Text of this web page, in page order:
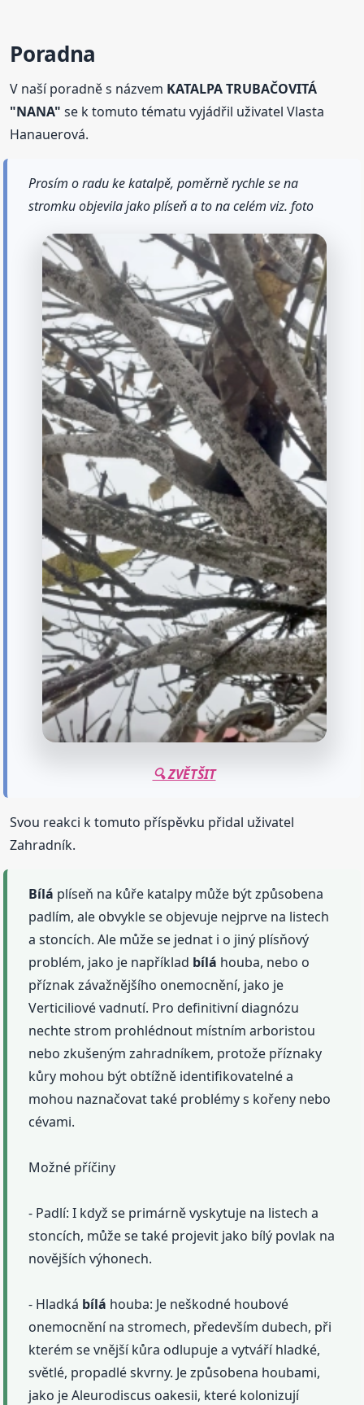
Poradna
V naší poradně s názvem KATALPA TRUBAČOVITÁ
"NANA" se k tomuto tématu vyjádřil uživatel Vlasta
Hanauerová.
Prosím o radu ke katalpě, poměrně rychle se na
stromku objevila jako plíseň a to na celém viz. foto
🔍 ZVĚTŠIT
Svou reakci k tomuto příspěvku přidal uživatel
Zahradník.
Bílá plíseň na kůře katalpy může být způsobena
padlím, ale obvykle se objevuje nejprve na listech
a stoncích. Ale může se jednat i o jiný plísňový
problém, jako je například bílá houba, nebo o
příznak závažnějšího onemocnění, jako je
Verticiliové vadnutí. Pro definitivní diagnózu
nechte strom prohlédnout místním arboristou
nebo zkušeným zahradníkem, protože příznaky
kůry mohou být obtížně identifikovatelné a
mohou naznačovat také problémy s kořeny nebo
cévami.
Možné příčiny
- Padlí: I když se primárně vyskytuje na listech a
stoncích, může se také projevit jako bílý povlak na
novějších výhonech.
- Hladká bílá houba: Je neškodné houbové
onemocnění na stromech, především dubech, při
kterém se vnější kůra odlupuje a vytváří hladké,
světlé, propadlé skvrny. Je způsobena houbami,
jako je Aleurodiscus oakesii, které kolonizují